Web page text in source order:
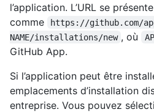
l’application. L’URL se présente
comme
https://github.com/
NAME/installations/new , où
GitHub App.
Si l’application peut être
emplacements d’installation
entreprise. Vous pouvez